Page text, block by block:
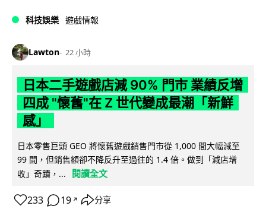
科技娛樂 遊戲情報
Lawton 22 小時
日本二手遊戲店減 90% 門市 業績反增
四成 "懷舊"在 Z 世代變成最潮「新鮮
感」
日本零售巨頭 GEO 將懷舊遊戲銷售門市從 1,000 間大幅減至
99 間，但銷售額卻不降反升至過往的 1.4 倍。做到「減店增
收」奇蹟，...
閱讀全文
233 19 ↗ 分享